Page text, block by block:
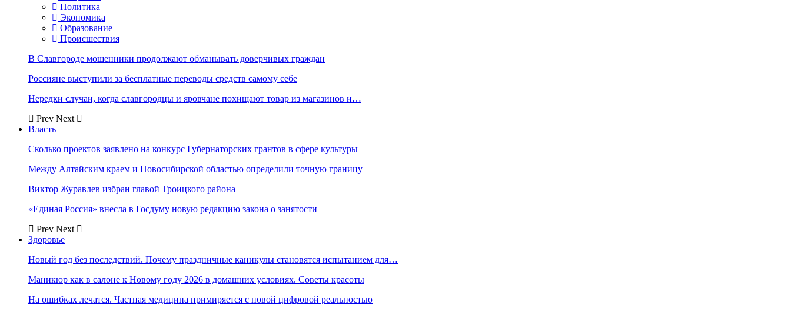
Политика
Экономика
Образование
Происшествия
В Славгороде мошенники продолжают обманывать доверчивых граждан
Россияне выступили за бесплатные переводы средств самому себе
Нередки случаи, когда славгородцы и яровчане похищают товар из магазинов и…
Prev Next
Власть
Сколько проектов заявлено на конкурс Губернаторских грантов в сфере культуры
Между Алтайским краем и Новосибирской областью определили точную границу
Виктор Журавлев избран главой Троицкого района
«Единая Россия» внесла в Госдуму новую редакцию закона о занятости
Prev Next
Здоровье
Новый год без последствий. Почему праздничные каникулы становятся испытанием для…
Маникюр как в салоне к Новому году 2026 в домашних условиях. Советы красоты
На ошибках лечатся. Частная медицина примиряется с новой цифровой реальностью